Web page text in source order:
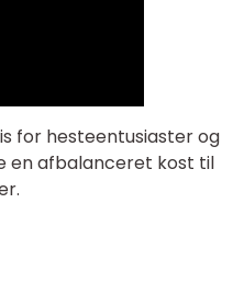
for hesteentusiaster og
en afbalanceret kost til